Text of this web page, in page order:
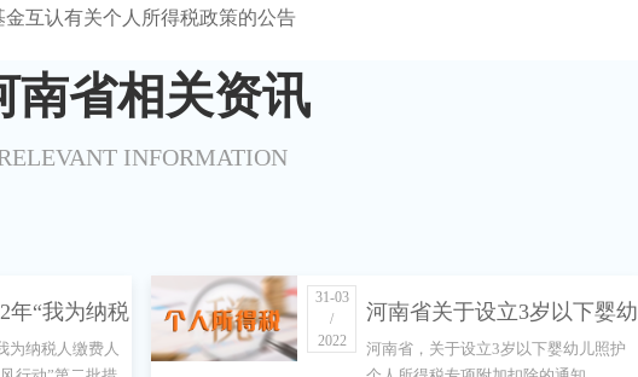
金互认有关个人所得税政策的公告
南省相关资讯
INFORMATION
年“我为纳税
暨便民办税
为纳税人缴费人
31-03
/
2022
河南省关于设立3岁以下婴幼
儿照护个人所得税专项附加
河南省，关于设立3岁以下婴幼儿照护